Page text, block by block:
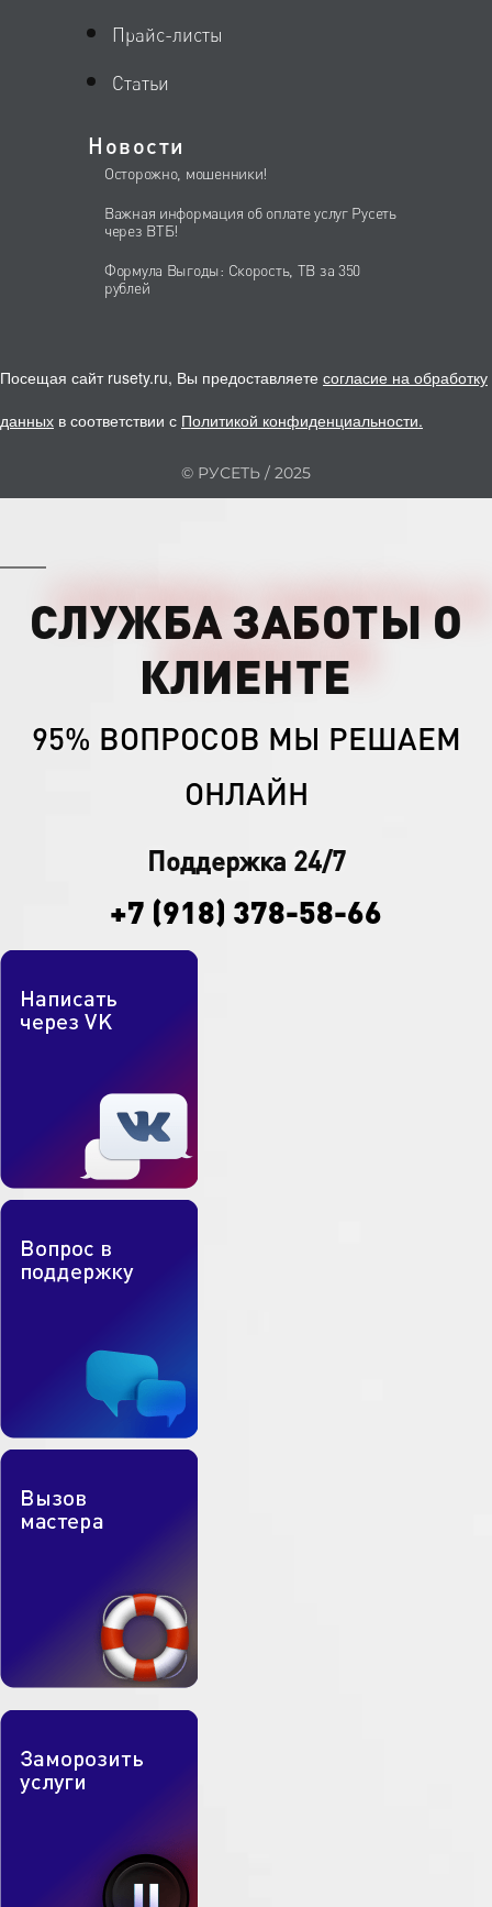
Прайс-листы
Статьи
Новости
Осторожно, мошенники!
Важная информация об оплате услуг Русеть
через ВТБ!
Формула Выгоды: Скорость, ТВ за 350
рублей
Посещая сайт rusety.ru, Вы предоставляете согласие на обработку
данных в соответствии с Политикой конфиденциальности.
© РУСЕТЬ / 2025
СЛУЖБА ЗАБОТЫ О
КЛИЕНТЕ
95% ВОПРОСОВ МЫ РЕШАЕМ
ОНЛАЙН
Поддержка 24/7
+7 (918) 378-58-66